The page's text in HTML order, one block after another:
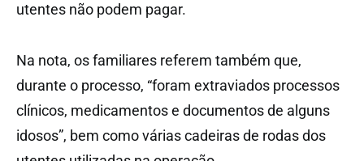
utentes não podem pagar.
Na nota, os familiares referem também que,
durante o processo, “foram extraviados processos
clínicos, medicamentos e documentos de alguns
idosos”, bem como várias cadeiras de rodas dos